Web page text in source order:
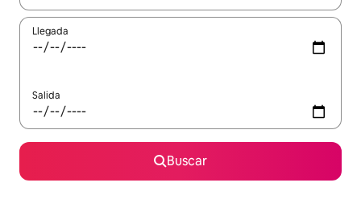
Llegada
Salida
Buscar